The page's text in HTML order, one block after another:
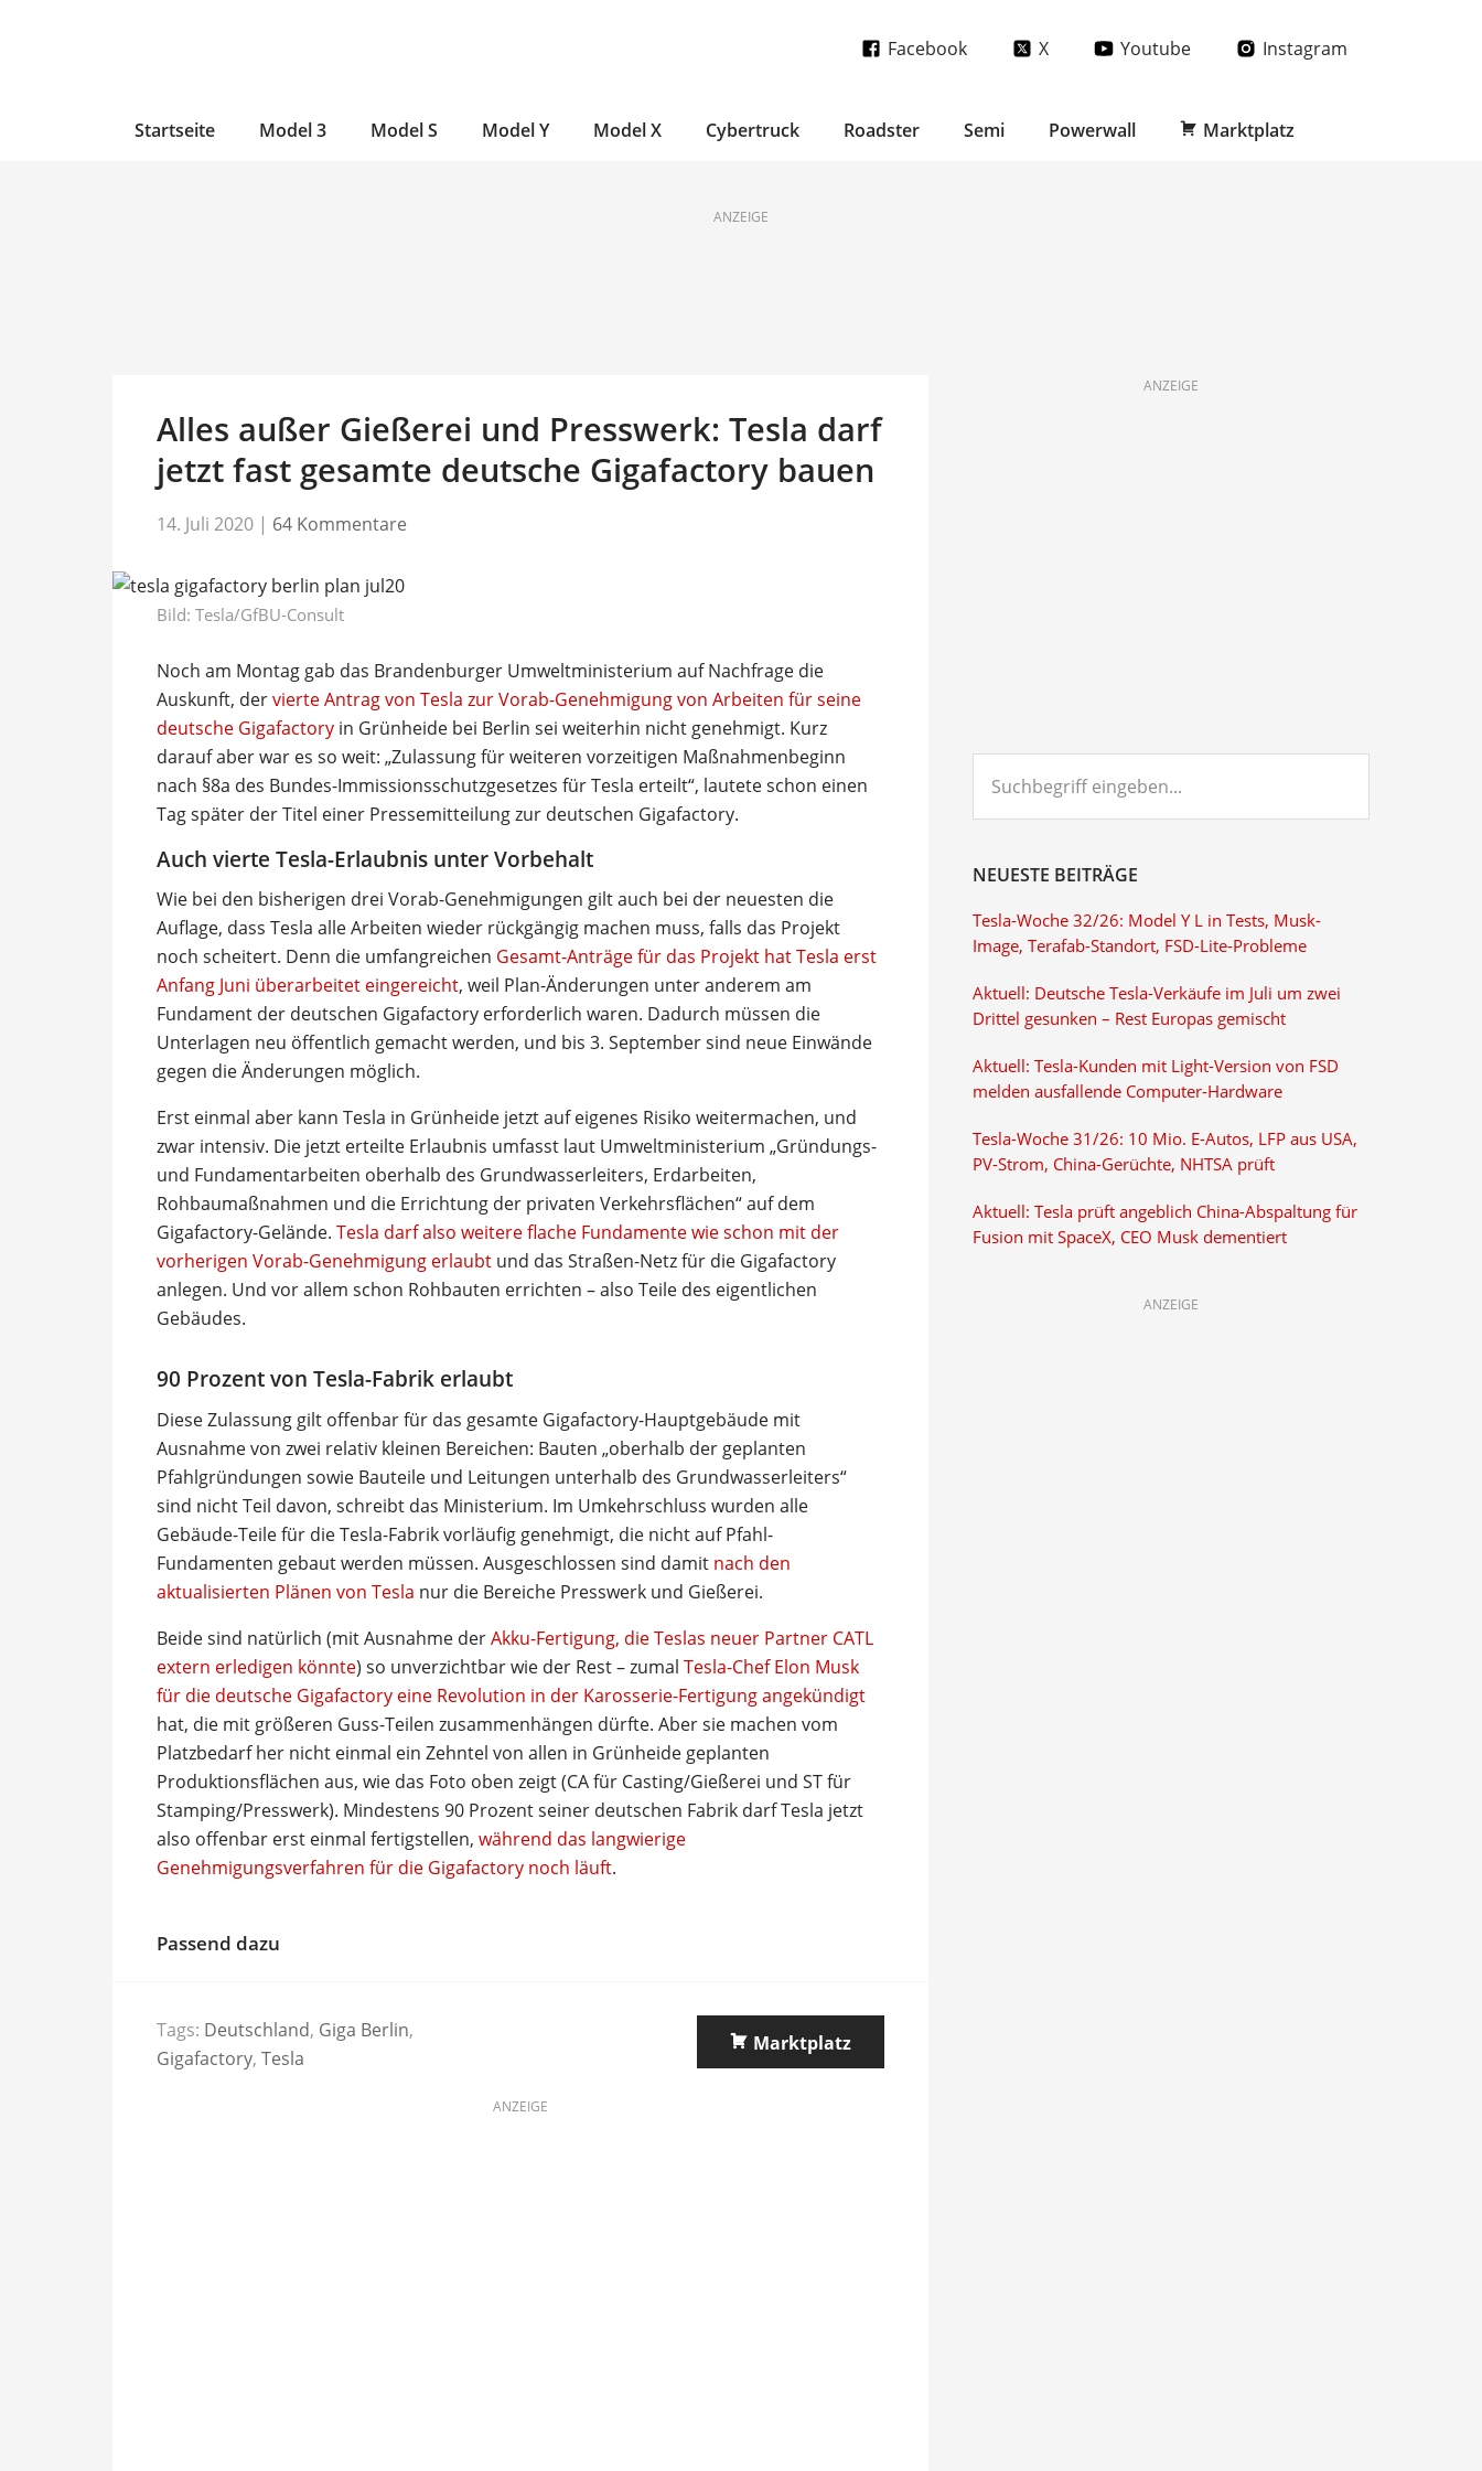
Facebook X Youtube Instagram
Startseite Model 3 Model S Model Y Model X Cybertruck Roadster Semi Powerwall Marktplatz
ANZEIGE
Alles außer Gießerei und Presswerk: Tesla darf
jetzt fast gesamte deutsche Gigafactory bauen
14. Juli 2020 | 64 Kommentare
Bild: Tesla/GfBU-Consult
Noch am Montag gab das Brandenburger Umweltministerium auf Nachfrage die
Auskunft, dervierte Antrag von Tesla zur Vorab-Genehmigung von Arbeiten für seine
deutsche Gigafactory in Grünheide bei Berlin sei weiterhin nicht genehmigt. Kurz
darauf aber war es so weit: „Zulassung für weiteren vorzeitigen Maßnahmenbeginn
nach §8a des Bundes-Immissionsschutzgesetzes für Tesla erteilt“, lautete schon einen
Tag später der Titel einer Pressemitteilung zur deutschen Gigafactory.
Auch vierte Tesla-Erlaubnis unter Vorbehalt
Wie bei den bisherigen drei Vorab-Genehmigungen gilt auch bei der neuesten die
Auflage, dass Tesla alle Arbeiten wieder rückgängig machen muss, falls das Projekt
noch scheitert. Denn die umfangreichen Gesamt-Anträge für das Projekt hat Tesla erst
Anfang Juni überarbeitet eingereicht, weil Plan-Änderungen unter anderem am
Fundament der deutschen Gigafactory erforderlich waren. Dadurch müssen die
Unterlagen neu öffentlich gemacht werden, und bis 3. September sind neue Einwände
gegen die Änderungen möglich.
Erst einmal aber kann Tesla in Grünheide jetzt auf eigenes Risiko weitermachen, und
zwar intensiv. Die jetzt erteilte Erlaubnis umfasst laut Umweltministerium „Gründungs-
und Fundamentarbeiten oberhalb des Grundwasserleiters, Erdarbeiten,
Rohbaumaßnahmen und die Errichtung der privaten Verkehrsflächen“ auf dem
Gigafactory-Gelände. Tesla darf also weitere flache Fundamente wie schon mit der
vorherigen Vorab-Genehmigung erlaubt und das Straßen-Netz für die Gigafactory
anlegen. Und vor allem schon Rohbauten errichten – also Teile des eigentlichen
Gebäudes.
90 Prozent von Tesla-Fabrik erlaubt
Diese Zulassung gilt offenbar für das gesamte Gigafactory-Hauptgebäude mit
Ausnahme von zwei relativ kleinen Bereichen: Bauten „oberhalb der geplanten
Pfahlgründungen sowie Bauteile und Leitungen unterhalb des Grundwasserleiters“
sind nicht Teil davon, schreibt das Ministerium. Im Umkehrschluss wurden alle
Gebäude-Teile für die Tesla-Fabrik vorläufig genehmigt, die nicht auf Pfahl-
Fundamenten gebaut werden müssen. Ausgeschlossen sind damit nach den
aktualisierten Plänen von Tesla nur die Bereiche Presswerk und Gießerei.
Beide sind natürlich (mit Ausnahme derAkku-Fertigung, die Teslas neuer Partner CATL
extern erledigen könnte) so unverzichtbar wie der Rest – zumal Tesla-Chef Elon Musk
für die deutsche Gigafactory eine Revolution in der Karosserie-Fertigung angekündigt
hat, die mit größeren Guss-Teilen zusammenhängen dürfte. Aber sie machen vom
Platzbedarf her nicht einmal ein Zehntel von allen in Grünheide geplanten
Produktionsflächen aus, wie das Foto oben zeigt (CA für Casting/Gießerei und ST für
Stamping/Presswerk). Mindestens 90 Prozent seiner deutschen Fabrik darf Tesla jetzt
also offenbar erst einmal fertigstellen, während das langwierige
Genehmigungsverfahren für die Gigafactory noch läuft.
Passend dazu
Tags: Deutschland, Giga Berlin,
Gigafactory, Tesla
Marktplatz
ANZEIGE
ANZEIGE
eingeben...
NEUESTE BEITRÄGE
Tesla-Woche 32/26: Model Y L in Tests, Musk-
Image, Terafab-Standort, FSD-Lite-Probleme
Aktuell: Deutsche Tesla-Verkäufe im Juli um zwei
Drittel gesunken – Rest Europas gemischt
Aktuell: Tesla-Kunden mit Light-Version von FSD
melden ausfallende Computer-Hardware
Tesla-Woche 31/26: 10 Mio. E-Autos, LFP aus USA,
PV-Strom, China-Gerüchte, NHTSA prüft
Aktuell: Tesla prüft angeblich China-Abspaltung für
Fusion mit SpaceX, CEO Musk dementiert
ANZEIGE